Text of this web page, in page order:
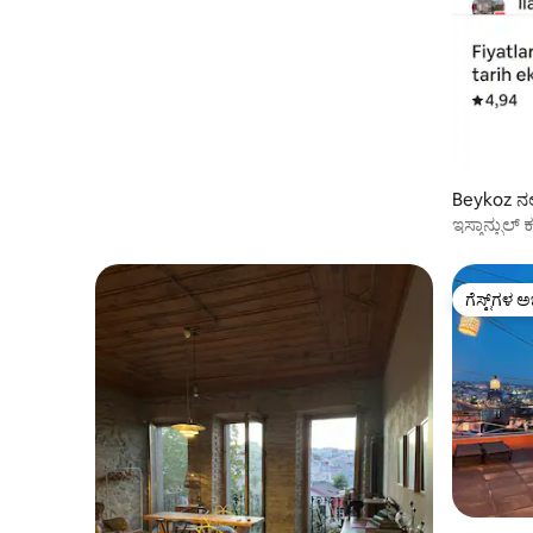
Beykoz
ಇಸ್ತಾನ್ಬುಲ್
ಗೆಸ್ಟ್‌ಗಳ
ಗೆಸ್ಟ್‌ಗಳ